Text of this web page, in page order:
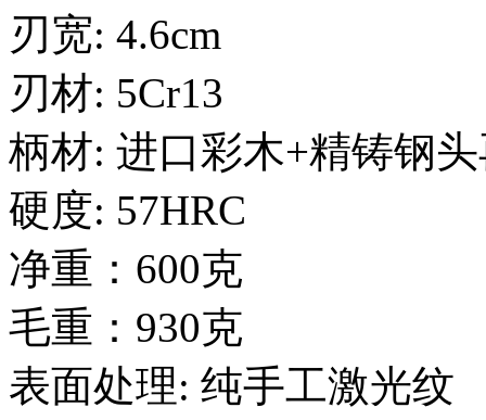
刃宽: 4.6cm
刃材: 5Cr13
柄材: 进口彩木+精铸钢
硬度: 57HRC
净重：600克
毛重：930克
表面处理: 纯手工激光纹